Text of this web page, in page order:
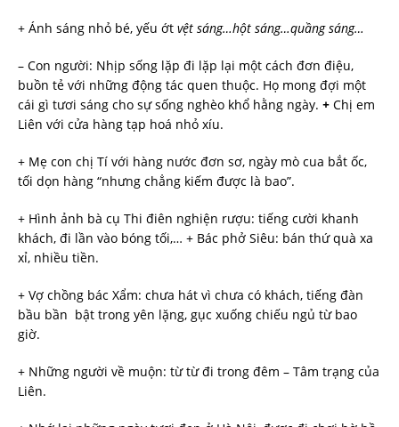
+ Ánh sáng nhỏ bé, yếu ớt vệt sáng…hột sáng…quầng sáng…
– Con người: Nhịp sống lặp đi lặp lại một cách đơn điệu,
buồn tẻ với những động tác quen thuộc. Họ mong đợi một
cái gì tươi sáng cho sự sống nghèo khổ hằng ngày. + Chị em
Liên với cửa hàng tạp hoá nhỏ xíu.
+ Mẹ con chị Tí với hàng nước đơn sơ, ngày mò cua bắt ốc,
tối dọn hàng “nhưng chẳng kiếm được là bao”.
+ Hình ảnh bà cụ Thi điên nghiện rượu: tiếng cười khanh
khách, đi lần vào bóng tối,… + Bác phở Siêu: bán thứ quà xa
xỉ, nhiều tiền.
+ Vợ chồng bác Xẩm: chưa hát vì chưa có khách, tiếng đàn
bầu bần bật trong yên lặng, gục xuống chiếu ngủ từ bao
giờ.
+ Những người về muộn: từ từ đi trong đêm – Tâm trạng của
Liên.